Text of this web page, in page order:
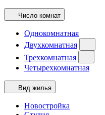
Число комнат
Однокомнатная
Двухкомнатная
Трехкомнатная
Четырехкомнатная
Вид жилья
Новостройка